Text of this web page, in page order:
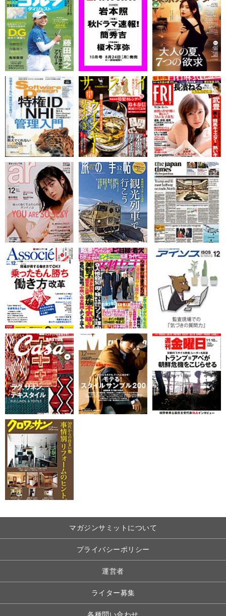
マガジンサミットについて
プライバシーポリシー
運営者
ライター募集